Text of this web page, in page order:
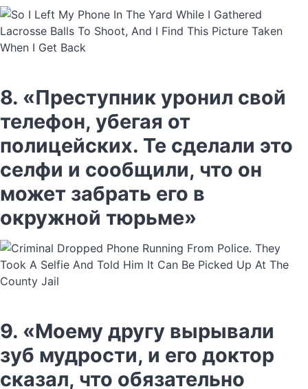
8. «Преступник уронил свой
телефон, убегая от
полицейских. Те сделали это
селфи и сообщили, что он
может забрать его в
окружной тюрьме»
9. «Моему другу вырывали
зуб мудрости, и его доктор
сказал, что обязательно